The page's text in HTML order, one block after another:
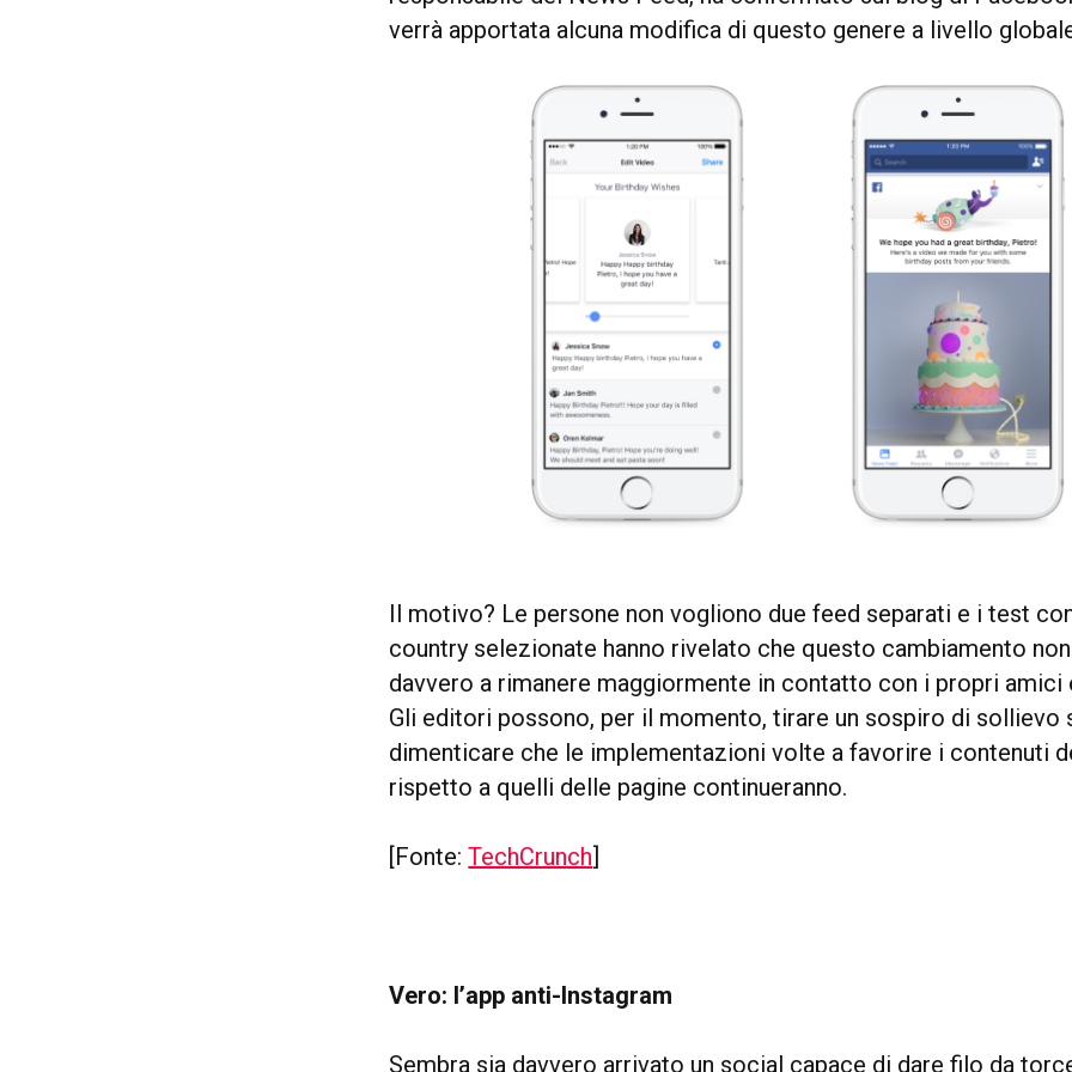
verrà apportata alcuna modifica di questo genere a livello
Il motivo? Le persone non vogliono due feed separati e i test
country selezionate hanno rivelato che questo cambiamento
davvero a rimanere maggiormente in contatto con i propri amici
Gli editori possono, per il momento, tirare un sospiro di sollievo
dimenticare che le implementazioni volte a favorire i contenuti
rispetto a quelli delle pagine continueranno.
[Fonte:TechCrunch]
Vero: l’app anti-Instagram
Sembra sia davvero arrivato un social capace di dare filo da